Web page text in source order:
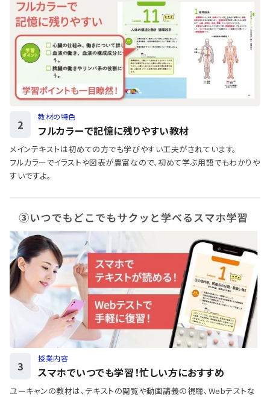
2
教材の特色
フルカラーで記憶に残りやすい教材
メインテキストは初めての方でも学びやすい工夫がされています。
フルカラーでイラストや図表が豊富なので、初めて学ぶ用語でもわかりや
すいですよ。
3
授業内容
スマホでいつでも学習！忙しい方におすすめ
ユーキャンの教材は、テキストの閲覧や動画講義の視聴、Webテストな